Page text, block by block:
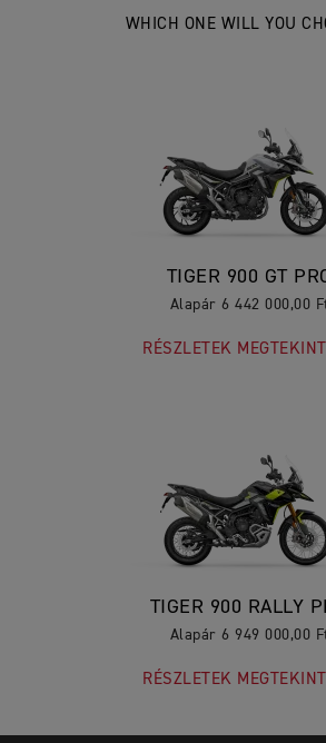
WHICH ONE WILL YOU
TIGER 900 GT
Alapár 6 442 000,00
RÉSZLETEK
TIGER 900 RALLY
Alapár 6 949 000,00
RÉSZLETEK